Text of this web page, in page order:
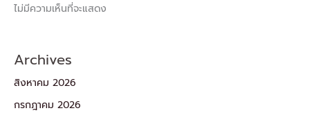
ไม่มีความเห็นที่จะแสดง
Archives
สิงหาคม 2026
กรกฎาคม 2026